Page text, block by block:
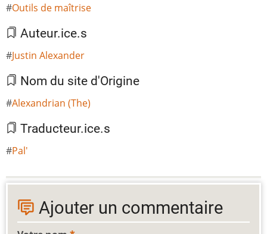
Outils de maîtrise
Auteur.ice.s
Justin Alexander
Nom du site d'Origine
Alexandrian (The)
Traducteur.ice.s
Pal'
Ajouter un commentaire